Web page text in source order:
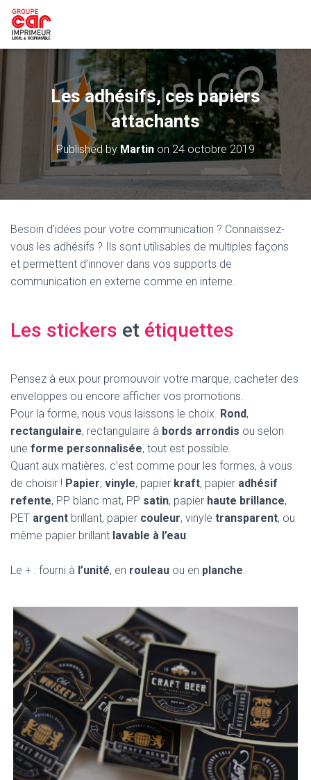
Les adhésifs, ces papiers
attachants
Published byMartin on24 octobre 2019
Besoin d’idées pour votre communication ? Connaissez-
vous les adhésifs ? Ils sont utilisables de multiples façons
et permettent d’innover dans vos supports de
communication en externe comme en interne.
Les stickers et étiquettes
Pensez à eux pour promouvoir votre marque, cacheter des
enveloppes ou encore afficher vos promotions.
Pour la forme, nous vous laissons le choix. Rond,
rectangulaire, rectangulaire à bords arrondis ou selon
une forme personnalisée, tout est possible.
Quant aux matières, c’est comme pour les formes, à vous
de choisir ! Papier, vinyle, papier kraft, papier adhésif
refente, PP blanc mat, PP satin, papier haute brillance,
PET argent brillant, papier couleur, vinyle transparent, ou
même papier brillant lavable à l’eau.
Le + : fourni à l’unité, en rouleau ou en planche.
Previ
ous
Next